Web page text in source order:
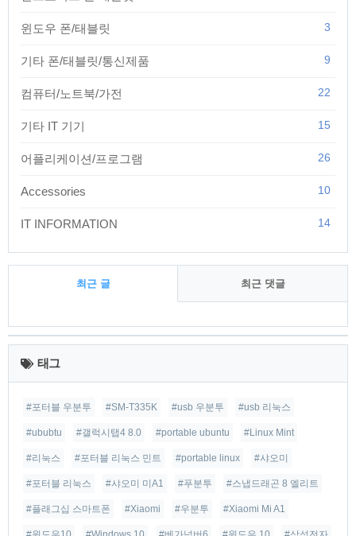
윈도우 폰/태블릿 3
기타 폰/태블릿/통신제품 9
컴퓨터/노트북/가전 22
기타 IT 기기 15
어플리케이션/프로그램 26
Accessories 10
IT INFORMATION 14
최근 글 최근 댓글
최
근
글 태그
#포터블 우분투 #SM-T335K #usb 우분투 #usb 리눅스
#ububtu #갤럭시탭4 8.0 #portable ubuntu #Linux Mint
#리눅스 #포터블 리눅스 민트 #portable linux #샤오미
#포터블 리눅스 #샤오미 미A1 #푸분투 #스냅드래곤 8 엘리트
#플래그십 스마트폰 #Xiaomi #우분투 #Xiaomi Mi A1